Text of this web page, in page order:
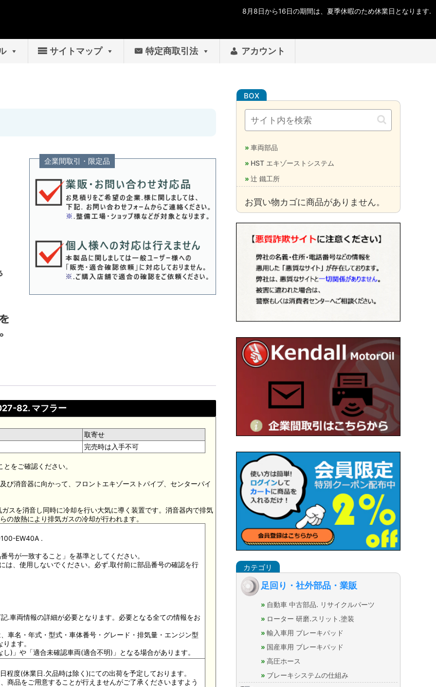
サイトマップ 特定商取引法 アカウント
企業間取引・限定品
82. マフラー
取寄せ
完売時は入手不可
をご確認ください。
び消音器に向かって、フロントエキゾーストパイプ、センターパイ
スを消音し同時に冷却を行い大気に導く装置です。消音器内で排気
の放熱により排気ガスの冷却が行われます。
EW40A .
号が一致すること」を基準としてください。
は、使用しないでください。必ず.取付前に部品番号の確認を行
.車両情報の詳細が必要となります。必要となる全ての情報をお
車名・年式・型式・車体番号・グレード・排気量・エンジン型
ます。
)」や「適合未確認車両(適合不明)」となる場合があります。
程度(休業日.欠品時は除く)にての出荷を予定しております。
商品をご用意することが行えませんがご了承くださいますよう
車両部品
HST エキゾーストシステム
辻 鐵工所
お買い物カゴに商品がありません。
足回り・社外部品・業販
自動車 中古部品. リサイクルパーツ
ローター 研磨.スリット.塗装
輸入車用 ブレーキパッド
国産車用 ブレーキパッド
高圧ホース
ブレーキシステムの仕組み